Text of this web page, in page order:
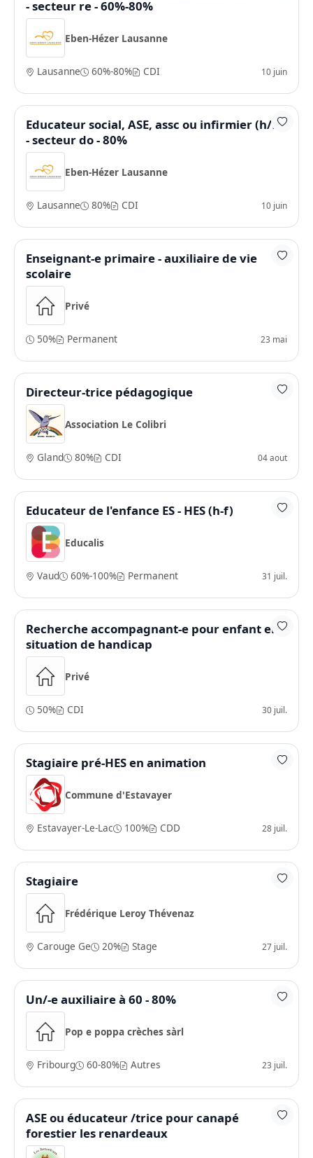
- secteur re - 60%-80%
Eben-Hézer Lausanne
Lausanne 60%-80% CDI 10 juin
Educateur social, ASE, assc ou infirmier (h/f)
- secteur do - 80%
Eben-Hézer Lausanne
Lausanne 80% CDI 10 juin
Enseignant-e primaire - auxiliaire de vie
scolaire
Privé
50% Permanent 23 mai
Directeur-trice pédagogique
Association Le Colibri
Gland 80% CDI 04 aout
Educateur de l'enfance ES - HES (h-f)
Educalis
Vaud 60%-100% Permanent 31 juil.
Recherche accompagnant-e pour enfant en
situation de handicap
Privé
50% CDI 30 juil.
Stagiaire pré-HES en animation
Commune d'Estavayer
Estavayer-Le-Lac 100% CDD 28 juil.
Stagiaire
Frédérique Leroy Thévenaz
Carouge Ge 20% Stage 27 juil.
Un/-e auxiliaire à 60 - 80%
Pop e poppa crèches sàrl
Fribourg 60-80% Autres 23 juil.
ASE ou éducateur /trice pour canapé
forestier les renardeaux